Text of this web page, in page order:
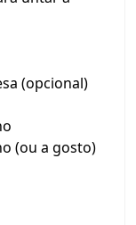
(opcional)
(ou a gosto)